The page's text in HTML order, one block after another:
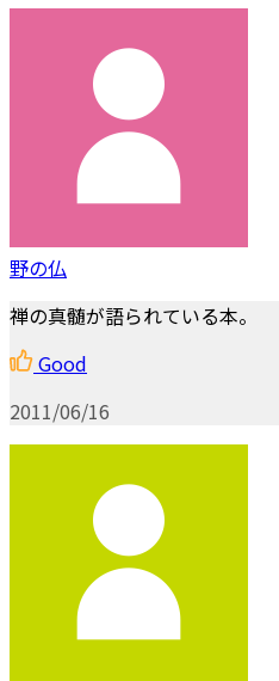
野の仏
禅の真髄が語られている本。
Good
2011/06/16